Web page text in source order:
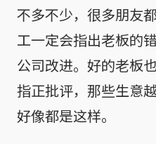
不多不少，很多朋友
工一定会指出老板的
公司改进。好的老板
指正批评，那些生意
好像都是这样。